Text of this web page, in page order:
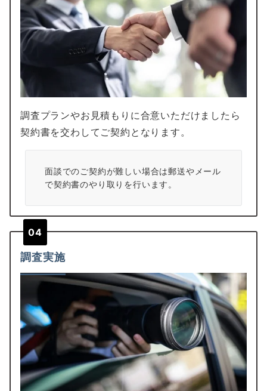
調査プランやお見積もりに合意いただけましたら
契約書を交わしてご契約となります。
面談でのご契約が難しい場合は郵送やメール
で契約書のやり取りを行います。
04
調査実施